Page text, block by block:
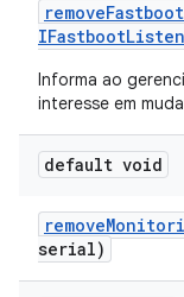
removeFastboot
IFastboot
Informa ao
interesse em
default void
remove
serial)